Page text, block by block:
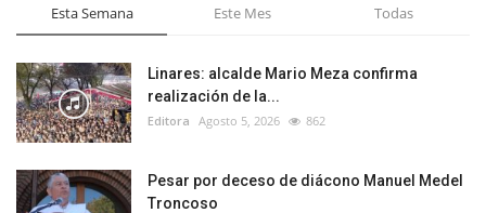
Esta Semana Este Mes Todas
Linares: alcalde Mario Meza confirma
realización de la...
Editora Agosto 5, 2026 862
Pesar por deceso de diácono Manuel Medel
Troncoso